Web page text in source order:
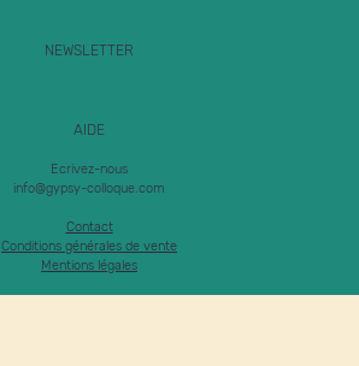
NEWSLETTER
AIDE
Ecrivez-nous
info@gypsy-colloque.com
Contact
Conditions générales de vente
Mentions légales